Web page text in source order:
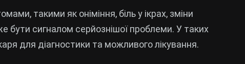
такими як оніміння, біль у ікрах, зміни
бути сигналом серйознішої проблеми. У таких
для діагностики та можливого лікування.